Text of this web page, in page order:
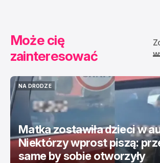
Może cię
zainteresować
NA DRODZE
NA DRODZE
Matka zostawiła dzieci w
Niektórzy wprost piszą:
same by sobie otworzyły